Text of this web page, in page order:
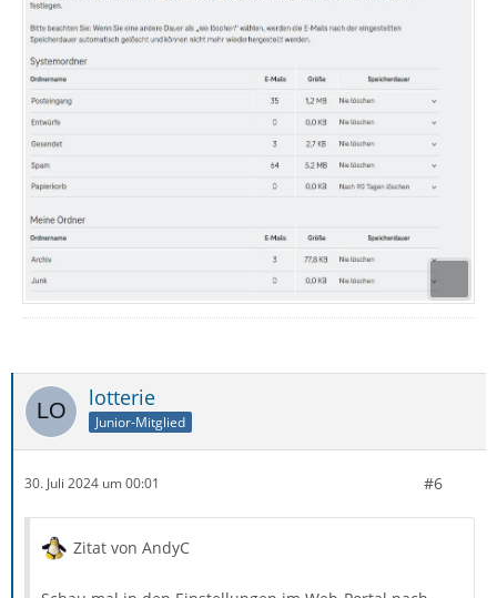
lotterie
Junior-Mitglied
30. Juli 2024 um 00:01 #6
Zitat von AndyC